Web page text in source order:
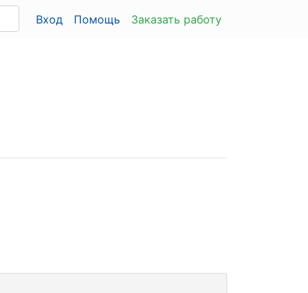
Вход Помощь Заказать работу